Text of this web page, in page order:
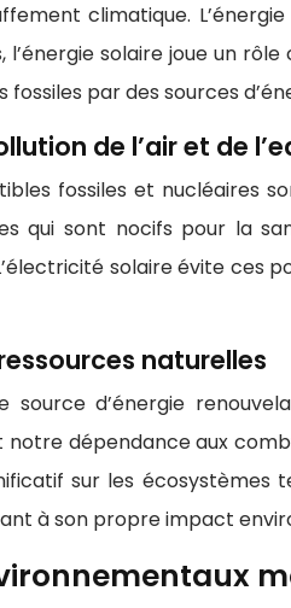
climatique.
l’énergie solaire joue un
par des sources
de l’air et de
fossiles et nucléaires
qui sont nocifs pour la
solaire évite ces
naturelles
source d’énergie
notre dépendance aux
sur les écosystèmes
à son propre impact